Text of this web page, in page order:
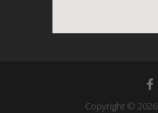
Copyright © 2026